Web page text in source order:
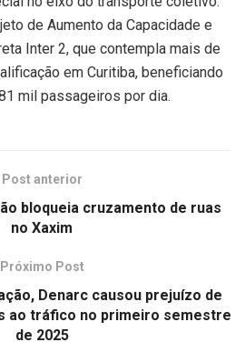
de Aumento da Capacidade e
Inter 2, que contempla mais de
em Curitiba, beneficiando
mil passageiros por dia.
Post anterior
bloqueia cruzamento de ruas
no Xaxim
Próximo Post
Denarc causou prejuízo de
ao tráfico no primeiro semestre
de 2025